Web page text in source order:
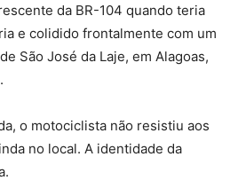
da BR-104 quando teria
e colidido frontalmente com um
São José da Laje, em Alagoas,
o motociclista não resistiu aos
no local. A identidade da